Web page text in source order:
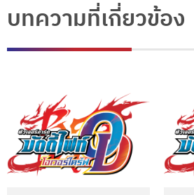
บทความที่เกี่ยวข้อง